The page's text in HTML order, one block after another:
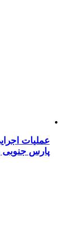
عملیات
پارس جنوبی